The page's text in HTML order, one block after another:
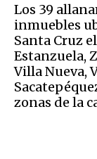
Los 39
inmuebles
Santa Cruz
Estanzuela,
Villa Nueva,
zonas de la